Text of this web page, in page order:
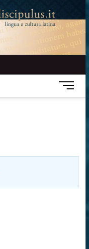
M
e